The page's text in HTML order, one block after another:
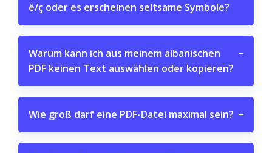
ë/ç oder es erscheinen seltsame Symbole?
Warum kann ich aus meinem albanischen
PDF keinen Text auswählen oder kopieren?
−
Wie groß darf eine PDF-Datei maximal sein? −